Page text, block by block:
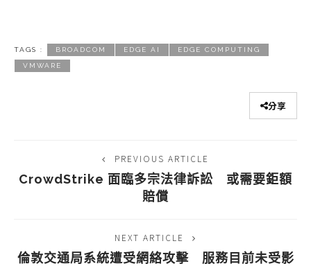
TAGS : BROADCOM EDGE AI EDGE COMPUTING
VMWARE
分享
PREVIOUS ARTICLE
CrowdStrike 面臨多宗法律訴訟 或需要鉅額
賠償
NEXT ARTICLE
倫敦交通局系統遭受網絡攻擊 服務目前未受影